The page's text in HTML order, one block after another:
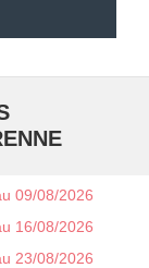
09/08/2026
16/08/2026
23/08/2026